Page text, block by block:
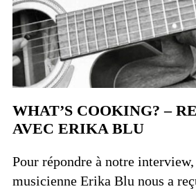
WHAT’S COOKING? –
AVEC ERIKA BLU
Pour répondre à notre
musicienne Erika Blu nous a